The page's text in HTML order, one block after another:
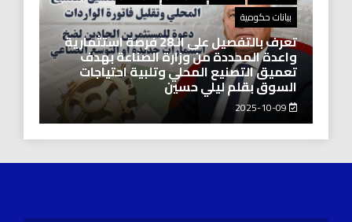
بيانات حكومية
تعرف بالتفصيل على الـ28 فرصة استثمارية
واعدة المحددة من وزارة الصناعة بهدف
تعميق التصنيع المحلي وتلبية احتياجات
السوق بقلم ليلي حسين